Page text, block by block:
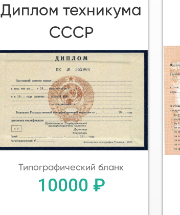
Диплом техникума
СССР
Типографический бланк
10000 ₽